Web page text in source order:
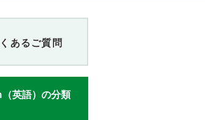
あるご質問
英語）の分類